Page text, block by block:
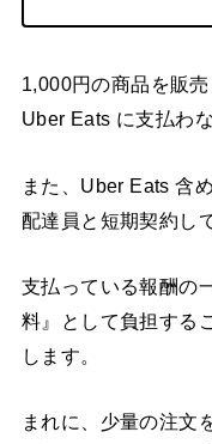
1,000円の商品を販
Uber Eats に支払わ
また、Uber Eats 含
配達員と短期契約し
支払っている報酬の
料』として負担する
します。
まれに、少量の注文